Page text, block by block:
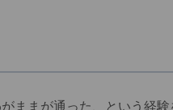
ままが通った、という経験